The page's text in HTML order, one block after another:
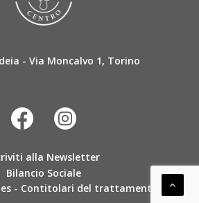
- Via Moncalvo 1, Torino
alla Newsletter
Bilancio Sociale
- Contitolari del trattamento